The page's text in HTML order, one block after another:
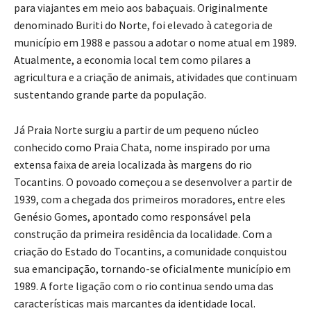
para viajantes em meio aos babaçuais. Originalmente
denominado Buriti do Norte, foi elevado à categoria de
município em 1988 e passou a adotar o nome atual em 1989.
Atualmente, a economia local tem como pilares a
agricultura e a criação de animais, atividades que continuam
sustentando grande parte da população.
Já Praia Norte surgiu a partir de um pequeno núcleo
conhecido como Praia Chata, nome inspirado por uma
extensa faixa de areia localizada às margens do rio
Tocantins. O povoado começou a se desenvolver a partir de
1939, com a chegada dos primeiros moradores, entre eles
Genésio Gomes, apontado como responsável pela
construção da primeira residência da localidade. Com a
criação do Estado do Tocantins, a comunidade conquistou
sua emancipação, tornando-se oficialmente município em
1989. A forte ligação com o rio continua sendo uma das
características mais marcantes da identidade local.